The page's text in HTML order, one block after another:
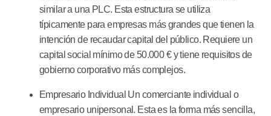
similar a una PLC. Esta estructura se utiliza
típicamente para empresas más grandes que tienen la
intención de recaudar capital del público. Requiere un
capital social mínimo de 50.000 € y tiene requisitos de
gobierno corporativo más complejos.
Empresario Individual Un comerciante individual o
empresario unipersonal. Esta es la forma más sencilla,